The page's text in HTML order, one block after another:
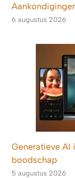
6 augustus 2026
Generatieve AI
boodschap
5 augustus 2026